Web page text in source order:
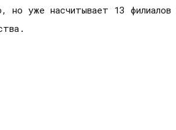
но уже насчитывает 13